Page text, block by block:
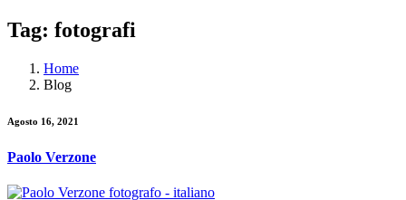
Tag: fotografi
Home
Blog
Agosto 16, 2021
Paolo Verzone